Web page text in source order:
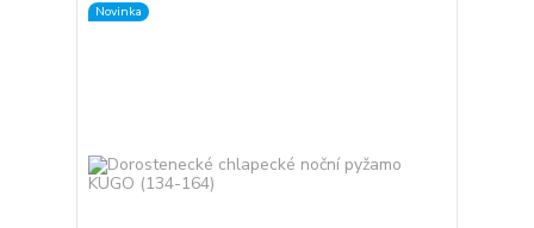
Novinka